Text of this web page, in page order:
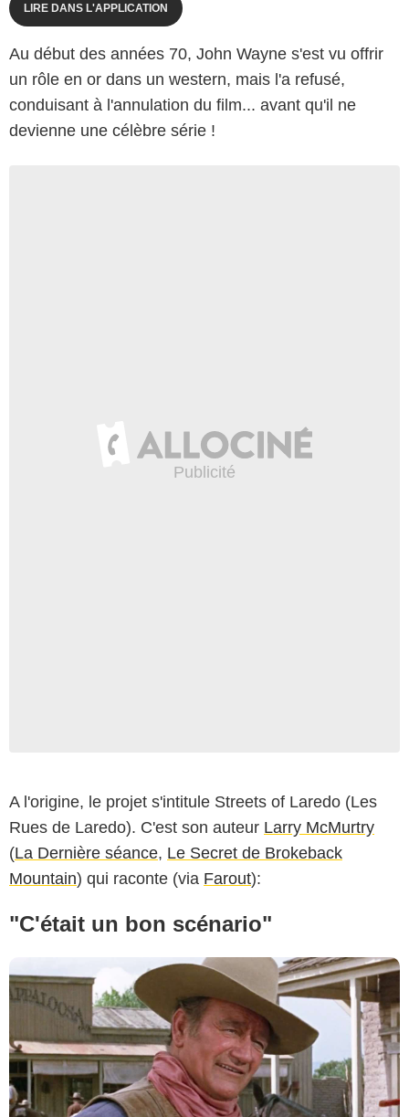
LIRE DANS L'APPLICATION
Au début des années 70, John Wayne s'est vu offrir
un rôle en or dans un western, mais l'a refusé,
conduisant à l'annulation du film... avant qu'il ne
devienne une célèbre série !
A l'origine, le projet s'intitule Streets of Laredo (Les
Rues de Laredo). C'est son auteur Larry McMurtry
(La Dernière séance, Le Secret de Brokeback
Mountain) qui raconte (via Farout):
"C'était un bon scénario"